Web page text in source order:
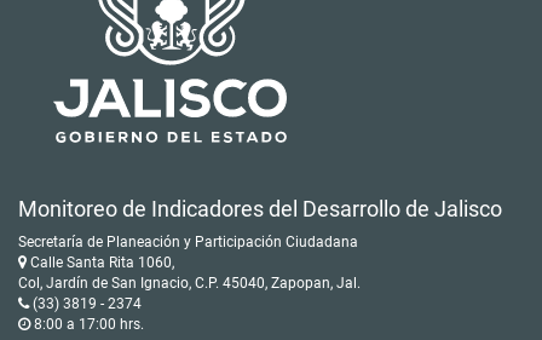
Monitoreo de Indicadores del Desarrollo de Jalisco
Secretaría de Planeación y Participación Ciudadana
Calle Santa Rita 1060,
Col, Jardín de San Ignacio, C.P. 45040, Zapopan, Jal.
(33) 3819 - 2374
8:00 a 17:00 hrs.